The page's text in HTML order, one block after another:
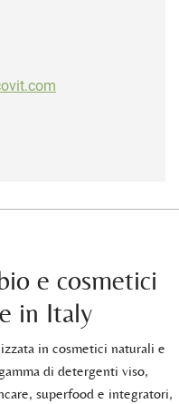
e cosmetici
in Italy
in cosmetici naturali e
di detergenti viso,
superfood e integratori,